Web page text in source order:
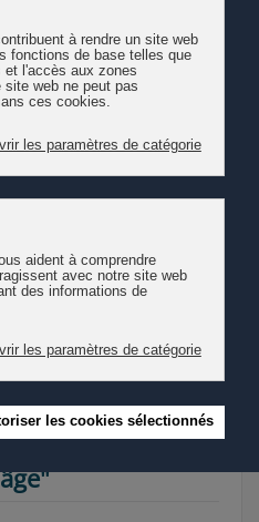
d'éveil
0-4 ans
enfants de découvrir le
Comment collaborent les
enfance avec ceux de la
en Suisse romande pour les
de terrain en la matière.
"Eveil
culturelle